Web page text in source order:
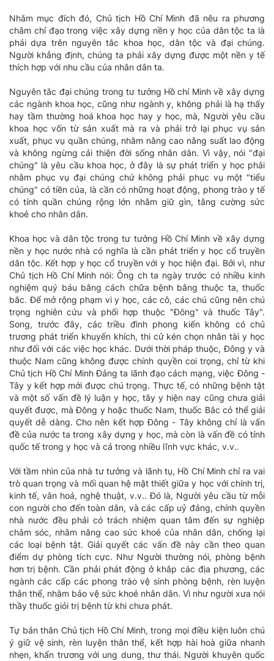
Nhằm mục đích đó, Chủ tịch Hồ Chí Minh đã nêu ra phương
châm chỉ đạo trong việc xây dựng nền y học của dân tộc ta là
phải dựa trên nguyên tắc khoa học, dân tộc và đại chúng.
Người khẳng định, chúng ta phải xây dựng được một nền y tế
thích hợp với nhu cầu của nhân dân ta.
Nguyên tắc đại chúng trong tư tưởng Hồ chí Minh về xây dựng
các ngành khoa học, cũng như ngành y, không phải là hạ thấy
hay tầm thường hoá khoa học hay y học, mà, Người yêu cầu
khoa học vốn từ sản xuất mà ra và phải trở lại phục vụ sản
xuất, phục vụ quần chúng, nhằm nâng cao nǎng suất lao động
và không ngừng cải thiện đời sống nhân dân. Vì vậy, nói "đại
chúng" là yêu cầu khoa học, ở đây là sự phát triển y học phải
nhằm phục vụ đại chúng chứ không phải phục vụ một "tiểu
chúng" có tiền của, là cần có những hoạt động, phong trào y tế
có tính quần chúng rộng lớn nhằm giữ gìn, tǎng cường sức
khoẻ cho nhân dân.
Khoa học và dân tộc trong tư tưởng Hồ Chí Minh về xây dựng
nền y học nước nhà có nghĩa là cần phát triển y học cổ truyền
dân tộc. Kết hợp y học cổ truyền với y học hiện đại. Bởi vì, như
Chủ tịch Hồ Chí Minh nói: Ông ch ta ngày trước có nhiều kinh
nghiệm quý báu bằng cách chữa bệnh bằng thuộc ta, thuốc
bắc. Để mở rộng phạm vi y học, các cô, các chú cũng nên chú
trọng nghiên cứu và phối hợp thuộc "Đông" và thuốc Tây".
Song, trước đây, các triều đình phong kiến không có chủ
trương phát triển khuyến khích, thi cử kén chọn nhân tài y học
như đối với các việc học khác. Dưới thời pháp thuộc, Đông y và
thuộc Nam cũng không được chính quyền coi trọng, chỉ từ khi
Chủ tịch Hồ Chí Minh Đảng ta lãnh đạo cách mạng, việc Đông -
Tây y kết hợp mới được chú trọng. Thực tế, có những bệnh tật
và một số vấn đề lý luận y học, tây y hiện nay cũng chưa giải
quyết được, mà Đông y hoặc thuốc Nam, thuốc Bắc có thể giải
quyết dễ dàng. Cho nên kết hợp Đông - Tây không chỉ là vấn
đề của nước ta trong xây dựng y học, mà còn là vấn đề có tính
quốc tế trong y học và cả trong nhiều lĩnh vực khác, v.v..
Với tầm nhìn của nhà tư tưởng và lãnh tụ, Hồ Chí Minh chỉ ra vai
trò quan trọng và mối quan hệ mật thiết giữa y học với chính trị,
kinh tế, vǎn hoá, nghệ thuật, v.v.. Đó là, Người yêu cầu từ mỗi
con người cho đến toàn dân, và các cấp uỷ đảng, chính quyền
nhà nước đều phải có trách nhiệm quan tâm đến sự nghiệp
chǎm sóc, nhằm nâng cao sức khoẻ của nhân dân, chống lại
các loại bệnh tật. Giải quyết các vấn đề này cần theo quan
điểm dự phòng tích cực. Như Người thường nói, phòng bệnh
hơn trị bệnh. Cần phải phát động ở khắp các địa phương, các
ngành các cấp các phong trào vệ sinh phòng bệnh, rèn luyện
thân thể, nhằm bảo vệ sức khoẻ nhân dân. Vì như người xưa nói
thầy thuốc giỏi trị bệnh từ khi chưa phát.
Tự bản thân Chủ tịch Hồ Chí Minh, trong mọi điều kiện luôn chú
ý giữ vệ sinh, rèn luyện thân thể, kết hợp hài hoà giữa nhanh
nhẹn, khẩn trương với ung dung, thư thái. Người khuyên quốc